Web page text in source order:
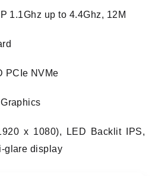
1.1Ghz up to 4.4Ghz, 12M
PCIe NVMe
x 1080), LED Backlit IPS,
glare display